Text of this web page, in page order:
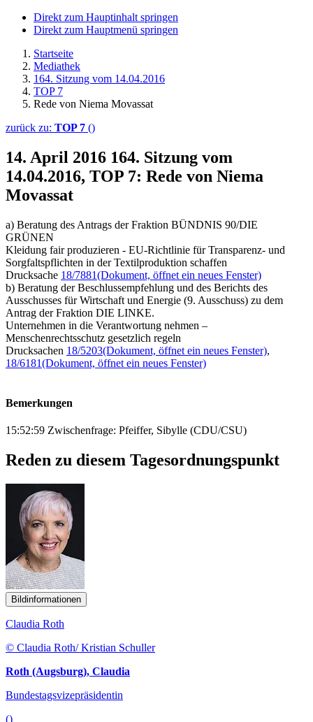
Direkt zum Hauptinhalt springen
Direkt zum Hauptmenü springen
Startseite
Mediathek
164. Sitzung vom 14.04.2016
TOP 7
Rede von Niema Movassat
zurück zu: TOP 7 ()
14. April 2016 164. Sitzung vom
14.04.2016, TOP 7: Rede von Niema
Movassat
a) Beratung des Antrags der Fraktion BÜNDNIS 90/DIE
GRÜNEN
Kleidung fair produzieren - EU-Richtlinie für Transparenz- und
Sorgfaltspflichten in der Textilproduktion schaffen
Drucksache 18/7881(Dokument, öffnet ein neues Fenster)
b) Beratung der Beschlussempfehlung und des Berichts des
Ausschusses für Wirtschaft und Energie (9. Ausschuss) zu dem
Antrag der Fraktion DIE LINKE.
Unternehmen in die Verantwortung nehmen –
Menschenrechtsschutz gesetzlich regeln
Drucksachen 18/5203(Dokument, öffnet ein neues Fenster),
18/6181(Dokument, öffnet ein neues Fenster)
Bemerkungen
15:52:59 Zwischenfrage: Pfeiffer, Sibylle (CDU/CSU)
Reden zu diesem Tagesordnungspunkt
Bildinformationen
Claudia Roth
© Claudia Roth/ Kristian Schuller
Roth (Augsburg), Claudia
Bundestagsvizepräsidentin
()